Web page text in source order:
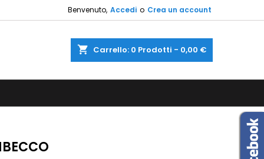
Benvenuto, Accedi o Crea un account
shopping_cart Carrello: 0 Prodotti - 0,00 €